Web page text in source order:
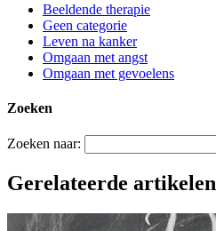
Beeldende therapie
Geen categorie
Leven na kanker
Omgaan met angst
Omgaan met gevoelens
Zoeken
Zoeken naar:
Gerelateerde artikelen